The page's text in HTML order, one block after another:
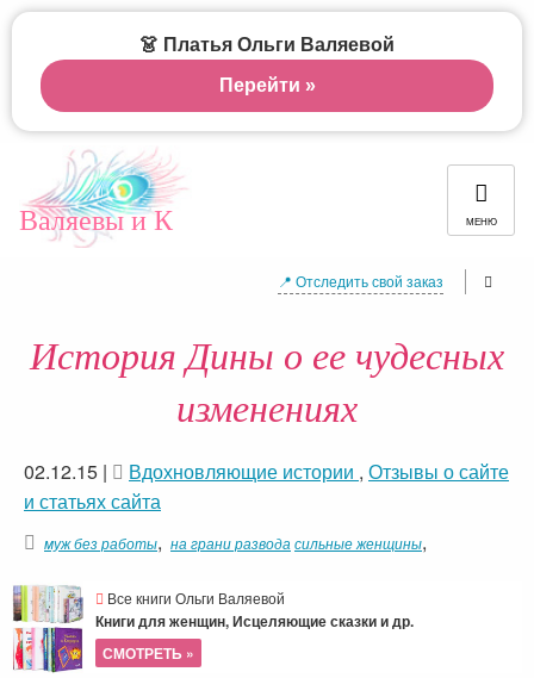
Валяевы и К МЕНЮ
📍 Отследить свой заказ
История Дины о ее чудесных
изменениях
02.12.15 | Вдохновляющие истории , Отзывы о сайте
и статьях сайта
муж без работы, на грани развода сильные женщины,
Все книги Ольги Валяевой
Книги для женщин, Исцеляющие сказки и др.
СМОТРЕТЬ »
👗 Платья Ольги Валяевой
Перейти »